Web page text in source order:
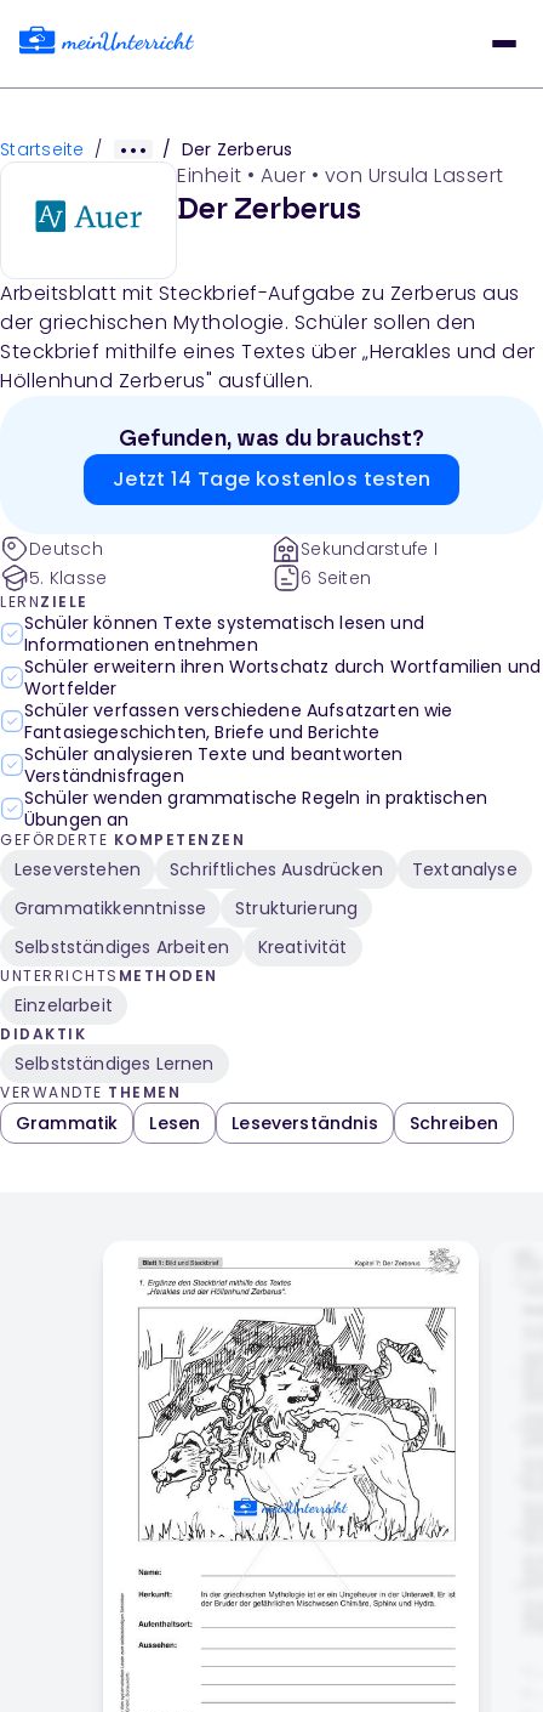
Startseite / / Der Zerberus
Einheit • Auer • von Ursula Lassert
Der Zerberus
Arbeitsblatt mit Steckbrief-Aufgabe zu Zerberus aus
der griechischen Mythologie. Schüler sollen den
Steckbrief mithilfe eines Textes über „Herakles und der
Höllenhund Zerberus" ausfüllen.
Gefunden, was du brauchst?
Jetzt 14 Tage kostenlos testen
Deutsch
5. Klasse
Sekundarstufe I
6 Seiten
LERNZIELE
Schüler können Texte systematisch lesen und
Informationen entnehmen
Schüler erweitern ihren Wortschatz durch Wortfamilien und
Wortfelder
Schüler verfassen verschiedene Aufsatzarten wie
Fantasiegeschichten, Briefe und Berichte
Schüler analysieren Texte und beantworten
Verständnisfragen
Schüler wenden grammatische Regeln in praktischen
Übungen an
GEFÖRDERTE KOMPETENZEN
Leseverstehen Schriftliches Ausdrücken
Textanalyse
Grammatikkenntnisse
Strukturierung
Selbstständiges Arbeiten
Kreativität
UNTERRICHTS METHODEN
Einzelarbeit
DIDAKTIK
Selbstständiges Lernen
VERWANDTE THEMEN
Grammatik Lesen Leseverständnis Schreiben